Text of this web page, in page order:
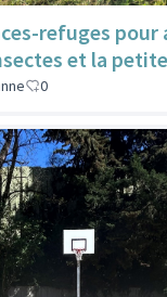
refuges
et la
0